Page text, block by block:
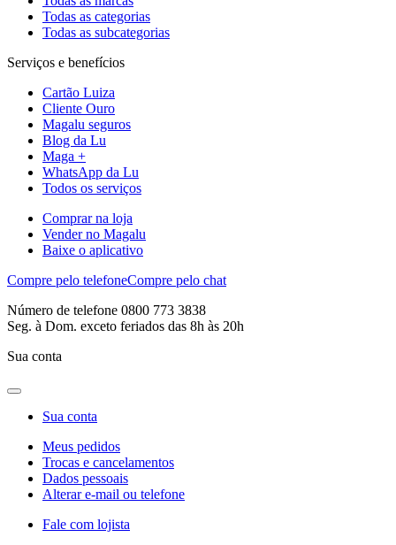
Todas as categorias
Todas as subcategorias
Serviços e benefícios
Cartão Luiza
Cliente Ouro
Magalu seguros
Blog da Lu
Maga +
WhatsApp da Lu
Todos os serviços
Comprar na loja
Vender no Magalu
Baixe o aplicativo
Compre pelo telefoneCompre pelo chat
Número de telefone 0800 773 3838
Seg. à Dom. exceto feriados das 8h às 20h
Sua conta
Sua conta
Meus pedidos
Trocas e cancelamentos
Dados pessoais
Alterar e-mail ou telefone
Fale com lojista